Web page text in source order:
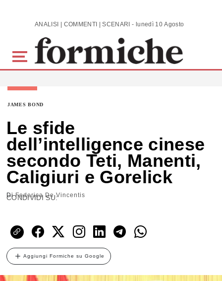
Skip to main content ANALISI | COMMENTI | SCENARI - lunedì 10 Agosto 2026
JAMES BOND
Le sfide
dell’intelligence cinese
secondo Teti, Manenti,
Caligiuri e Gorelick
DiFederica De Vincentis
CONDIVIDI SU:
Aggiungi Formiche su Google